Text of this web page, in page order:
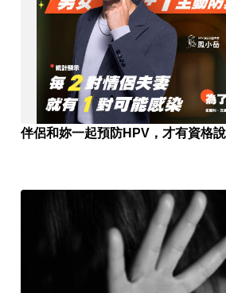
伴侶和妳一起預防HPV，才有資格說